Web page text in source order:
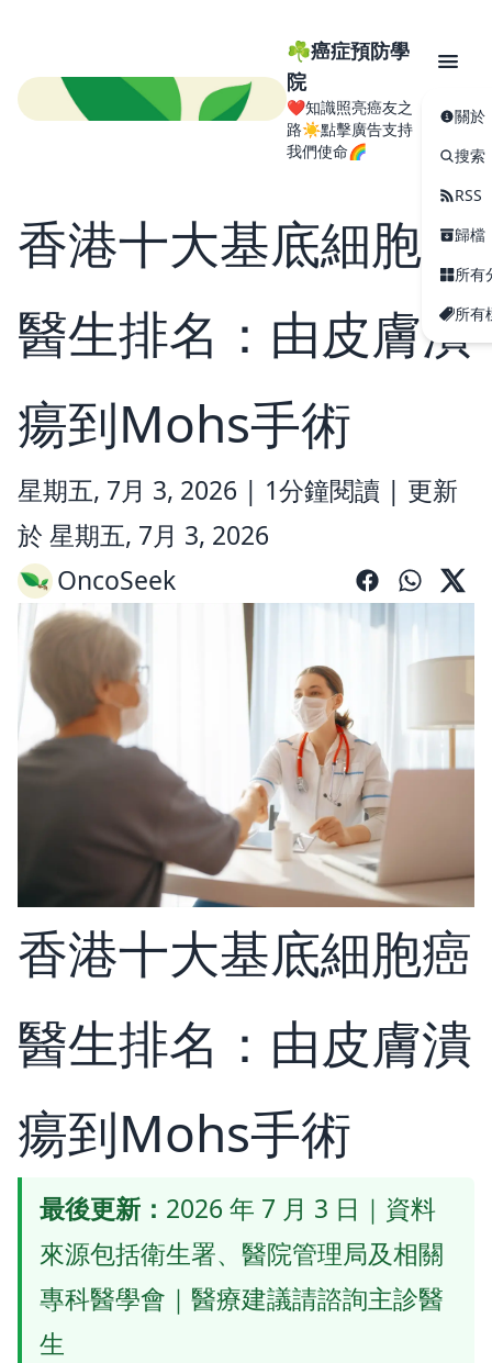
☘️癌症預防學
院
❤️知識照亮癌友之
路☀️點擊廣告支持
我們使命🌈
關於
搜索
RSS
歸檔
所有
所有
香港十大基底細胞癌
醫生排名：由皮膚潰
瘍到Mohs手術
星期五, 7月 3, 2026 | 1分鐘閱讀 | 更新
於 星期五, 7月 3, 2026
OncoSeek
香港十大基底細胞癌
醫生排名：由皮膚潰
瘍到Mohs手術
最後更新： 2026 年 7 月 3 日｜資料
來源包括衛生署、醫院管理局及相關
專科醫學會｜醫療建議請諮詢主診醫
生